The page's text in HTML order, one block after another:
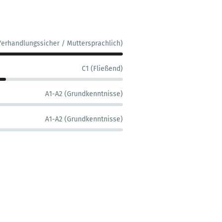
/ Muttersprachlich)
C1 (Fließend)
A1-A2 (Grundkenntnisse)
A1-A2 (Grundkenntnisse)